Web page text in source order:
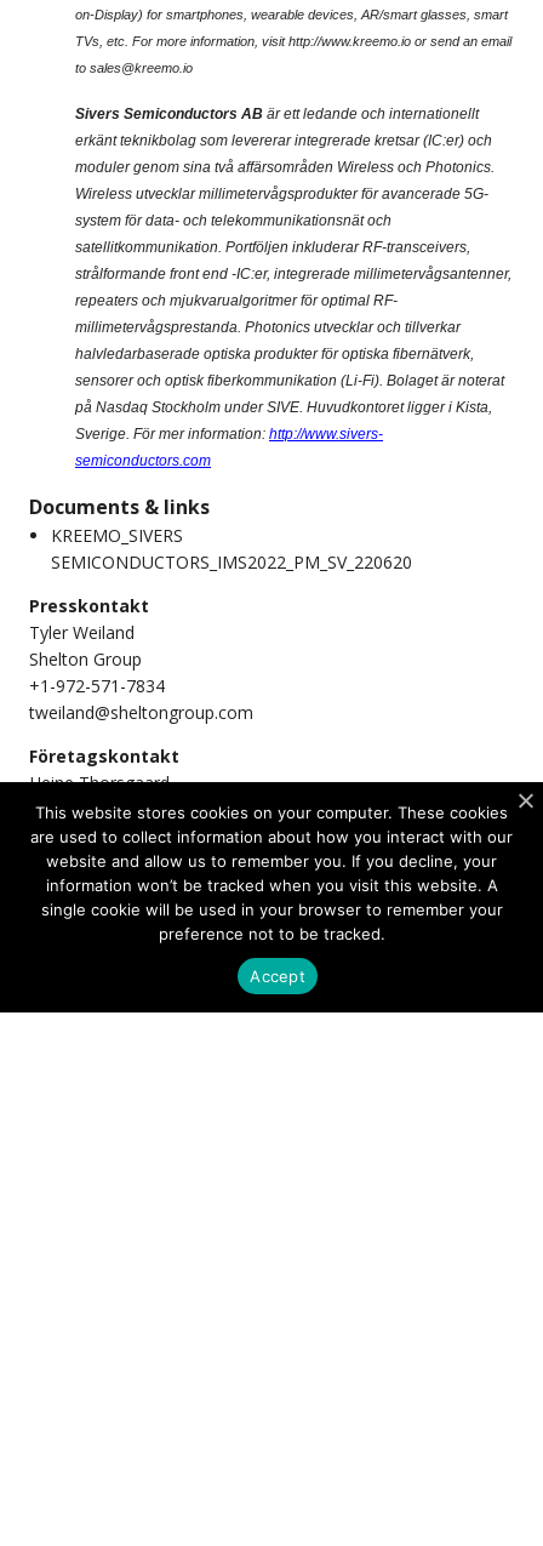
on-Display) for smartphones, wearable devices, AR/smart glasses, smart
TVs, etc. For more information, visit http://www.kreemo.io or send an email
to sales@kreemo.io
Sivers Semiconductors AB är ett ledande och internationellt
erkänt teknikbolag som levererar integrerade kretsar (IC:er) och
moduler genom sina två affärsområden Wireless och Photonics.
Wireless utvecklar millimetervågsprodukter för avancerade 5G-
system för data- och telekommunikationsnät och
satellitkommunikation. Portföljen inkluderar RF-transceivers,
strålformande front end -IC:er, integrerade millimetervågsantenner,
repeaters och mjukvarualgoritmer för optimal RF-
millimetervågsprestanda. Photonics utvecklar och tillverkar
halvledarbaserade optiska produkter för optiska fibernätverk,
sensorer och optisk fiberkommunikation (Li-Fi). Bolaget är noterat
på Nasdaq Stockholm under SIVE. Huvudkontoret ligger i Kista,
Sverige. För mer information: http://www.sivers-
semiconductors.com
Documents & links
KREEMO_SIVERS
SEMICONDUCTORS_IMS2022_PM_SV_220620
Presskontakt
Tyler Weiland
Shelton Group
+1-972-571-7834
tweiland@sheltongroup.com
Företagskontakt
Heine Thorsgaard
CFO
ir@sivers-semiconductors.com
Share
This website stores cookies on your computer. These cookies
are used to collect information about how you interact with our
website and allow us to remember you. If you decline, your
information won’t be tracked when you visit this website. A
single cookie will be used in your browser to remember your
preference not to be tracked.
Accept